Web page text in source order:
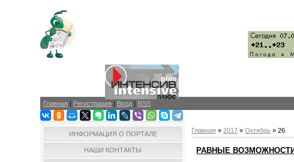
Главная | Регистрация | Вход | RSS
ИНФОРМАЦИЯ О ПОРТАЛЕ
НАШИ КОНТАКТЫ
Главная »2017 » Октябрь » 26
РАВНЫЕ